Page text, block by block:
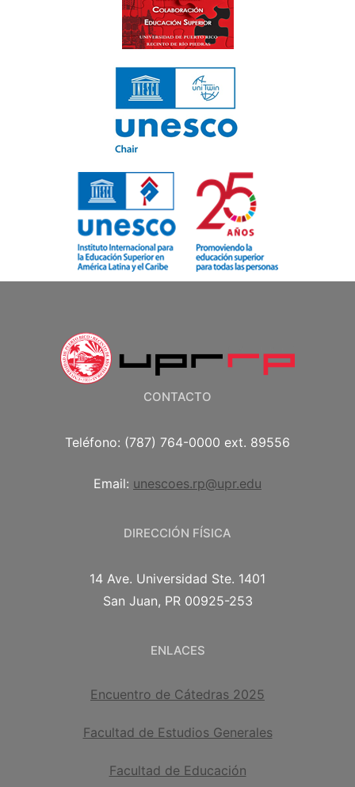
CONTACTO
Teléfono: (787) 764-0000 ext. 89556
Email: unescoes.rp@upr.edu
DIRECCIÓN FÍSICA
14 Ave. Universidad Ste. 1401
San Juan, PR 00925-253
ENLACES
Encuentro de Cátedras 2025
Facultad de Estudios Generales
Facultad de Educación